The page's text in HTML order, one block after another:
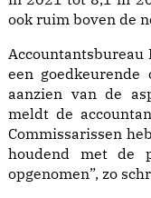
ook ruim boven de
Accountantsbureau
een goedkeurende
aanzien van de
meldt de
Commissarissen
houdend met de
opgenomen”, zo